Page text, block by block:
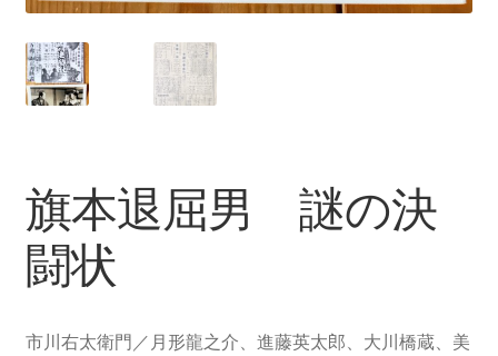
旗本退屈男 謎の決
闘状
市川右太衛門／月形龍之介、進藤英太郎、大川橋蔵、美